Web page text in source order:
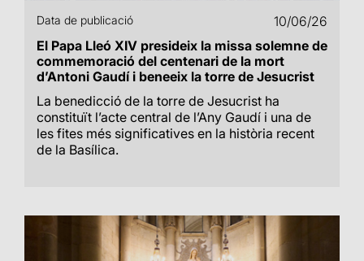
Data de publicació
10/06/26
El Papa Lleó XIV presideix la missa solemne de
commemoració del centenari de la mort
d’Antoni Gaudí i beneeix la torre de Jesucrist
La benedicció de la torre de Jesucrist ha
constituït l’acte central de l’Any Gaudí i una de
les fites més significatives en la història recent
de la Basílica.